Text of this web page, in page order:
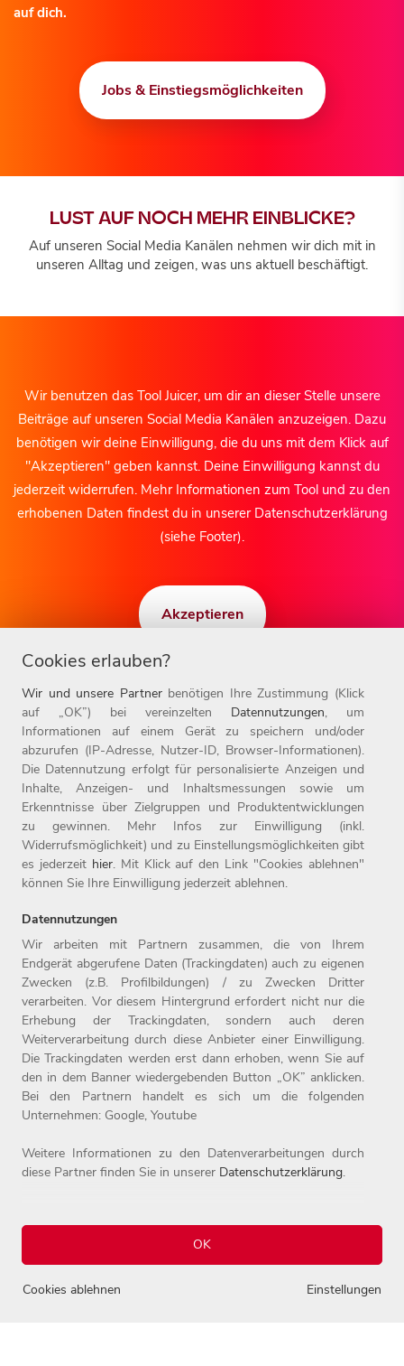
0
auf dich.
Jobs & Einstiegsmöglichkeiten
LUST AUF NOCH MEHR EINBLICKE?
Auf unseren Social Media Kanälen nehmen wir dich mit in
unseren Alltag und zeigen, was uns aktuell beschäftigt.
Wir benutzen das Tool Juicer, um dir an dieser Stelle unsere
Beiträge auf unseren Social Media Kanälen anzuzeigen. Dazu
benötigen wir deine Einwilligung, die du uns mit dem Klick auf
"Akzeptieren" geben kannst. Deine Einwilligung kannst du
jederzeit widerrufen. Mehr Informationen zum Tool und zu den
erhobenen Daten findest du in unserer Datenschutzerklärung
(siehe Footer).
Akzeptieren
BEREIT, ZUKUNFT ZU GESTALTEN?
Home
Arbeitgeber
Benefits
Jobs
Initiativbewerbung
Kontakt
Compliance
Datenschutz
Impressum
© 2026 Josef Witt GmbH - Karriereportal.
Cookies erlauben?
Wir und unsere Partnerbenötigen Ihre Zustimmung (Klick
auf „OK”) bei vereinzelten Datennutzungen, um
Informationen auf einem Gerät zu speichern und/oder
abzurufen (IP-Adresse, Nutzer-ID, Browser-Informationen).
Die Datennutzung erfolgt für personalisierte Anzeigen und
Inhalte, Anzeigen- und Inhaltsmessungen sowie um
Erkenntnisse über Zielgruppen und Produktentwicklungen
zu gewinnen. Mehr Infos zur Einwilligung (inkl.
Widerrufsmöglichkeit) und zu Einstellungsmöglichkeiten gibt
es jederzeit hier. Mit Klick auf den Link "Cookies ablehnen"
können Sie Ihre Einwilligung jederzeit ablehnen.
Datennutzungen
Wir arbeiten mit Partnern zusammen, die von Ihrem
Endgerät abgerufene Daten (Trackingdaten) auch zu eigenen
Zwecken (z.B. Profilbildungen) / zu Zwecken Dritter
verarbeiten. Vor diesem Hintergrund erfordert nicht nur die
Erhebung der Trackingdaten, sondern auch deren
Weiterverarbeitung durch diese Anbieter einer Einwilligung.
Die Trackingdaten werden erst dann erhoben, wenn Sie auf
den in dem Banner wiedergebenden Button „OK” anklicken.
Bei den Partnern handelt es sich um die folgenden
Unternehmen: Google, Youtube
Weitere Informationen zu den Datenverarbeitungen durch
diese Partner finden Sie in unserer Datenschutzerklärung.
Einstellungen
Cookies ablehnen
OK